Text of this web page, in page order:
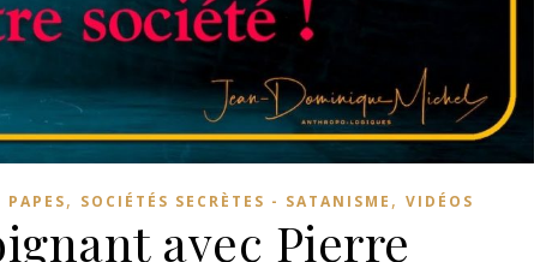
PAPES, SOCIÉTÉS SECRÈTES - SATANISME , VIDÉOS
avec Pierre